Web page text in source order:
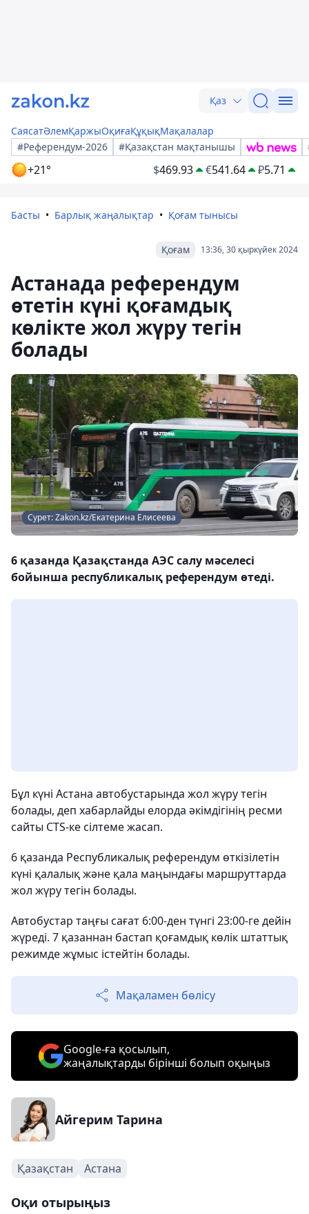
Қаз
СаясатӘлемҚаржыОқиғаҚұқықМақалалар
#Референдум-2026
#Қазақстан мақтанышы
+21° $469.93 €541.64 ₽5.71
Басты Барлық жаңалықтар Қоғам тынысы
13:36, 30 қыркүйек 2024
Қоғам
Астанада референдум
өтетін күні қоғамдық
көлікте жол жүру тегін
болады
Сурет: Zakon.kz/Екатерина Елисеева
6 қазанда Қазақстанда АЭС салу мәселесі
бойынша республикалық референдум өтеді.
Бұл күні Астана автобустарында жол жүру тегін
болады, деп хабарлайды елорда әкімдігінің ресми
сайты CTS-ке сілтеме жасап.
6 қазанда Республикалық референдум өткізілетін
күні қалалық және қала маңындағы маршруттарда
жол жүру тегін болады.
Автобустар таңғы сағат 6:00-ден түнгі 23:00-ге дейін
жүреді. 7 қазаннан бастап қоғамдық көлік штаттық
режимде жұмыс істейтін болады.
Мақаламен бөлісу
Google-ға қосылып,
жаңалықтарды бірінші болып оқыңыз
Айгерим Тарина
Қазақстан Астана
Оқи отырыңыз